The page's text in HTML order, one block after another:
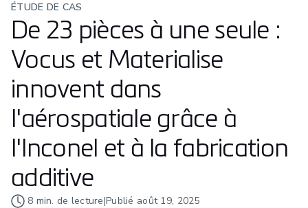
ÉTUDE DE CAS
De 23 pièces à une seule :
Vocus et Materialise
innovent dans
l'aérospatiale grâce à
l'Inconel et à la fabrication
additive
8 min. de lecture|Publié août 19, 2025